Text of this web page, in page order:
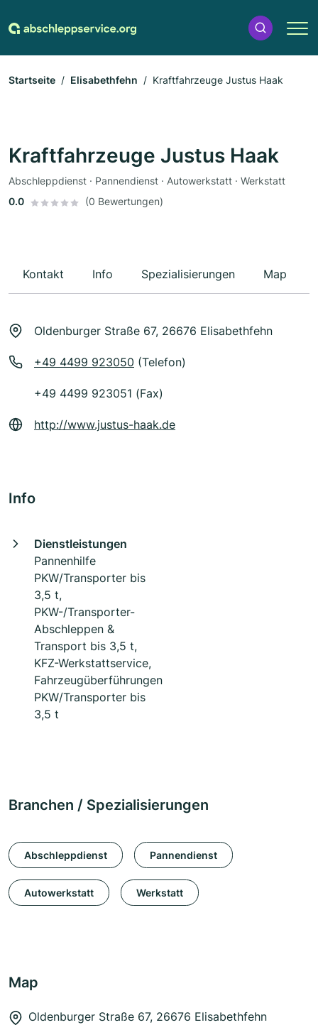
Startseite Elisabethfehn Kraftfahrzeuge Justus Haak
Kraftfahrzeuge Justus Haak
Abschleppdienst · Pannendienst · Autowerkstatt · Werkstatt
0.0
(0 Bewertungen)
Kontakt Info Spezialisierungen Map
Oldenburger Straße 67, 26676 Elisabethfehn
+49 4499 923050 (Telefon)
+49 4499 923051 (Fax)
http://www.justus-haak.de
Info
Dienstleistungen
Pannenhilfe
PKW/Transporter bis
3,5 t,
PKW-/Transporter-
Abschleppen &
Transport bis 3,5 t,
KFZ-Werkstattservice,
Fahrzeugüberführungen
PKW/Transporter bis
3,5 t
Branchen / Spezialisierungen
Abschleppdienst Pannendienst
Autowerkstatt Werkstatt
Map
Oldenburger Straße 67, 26676 Elisabethfehn